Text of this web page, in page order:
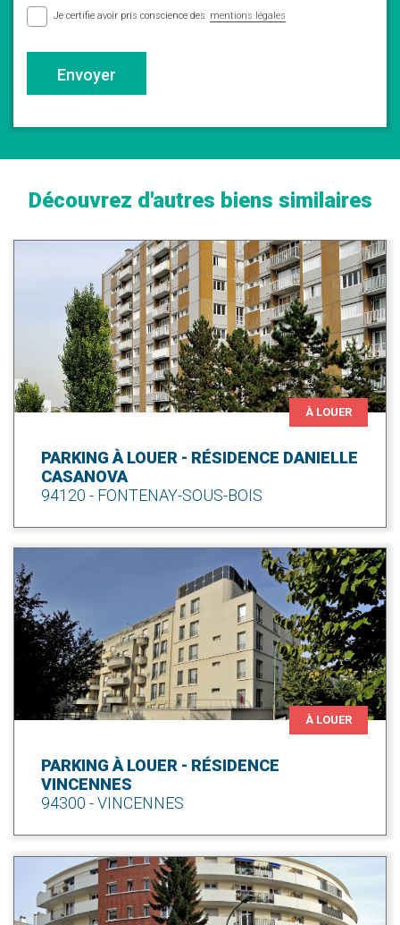
Je certifie avoir pris conscience des mentions légales
Envoyer
Découvrez d'autres biens similaires
À LOUER
PARKING À LOUER - RÉSIDENCE DANIELLE
CASANOVA
94120 - FONTENAY-SOUS-BOIS
À LOUER
PARKING À LOUER - RÉSIDENCE
VINCENNES
94300 - VINCENNES